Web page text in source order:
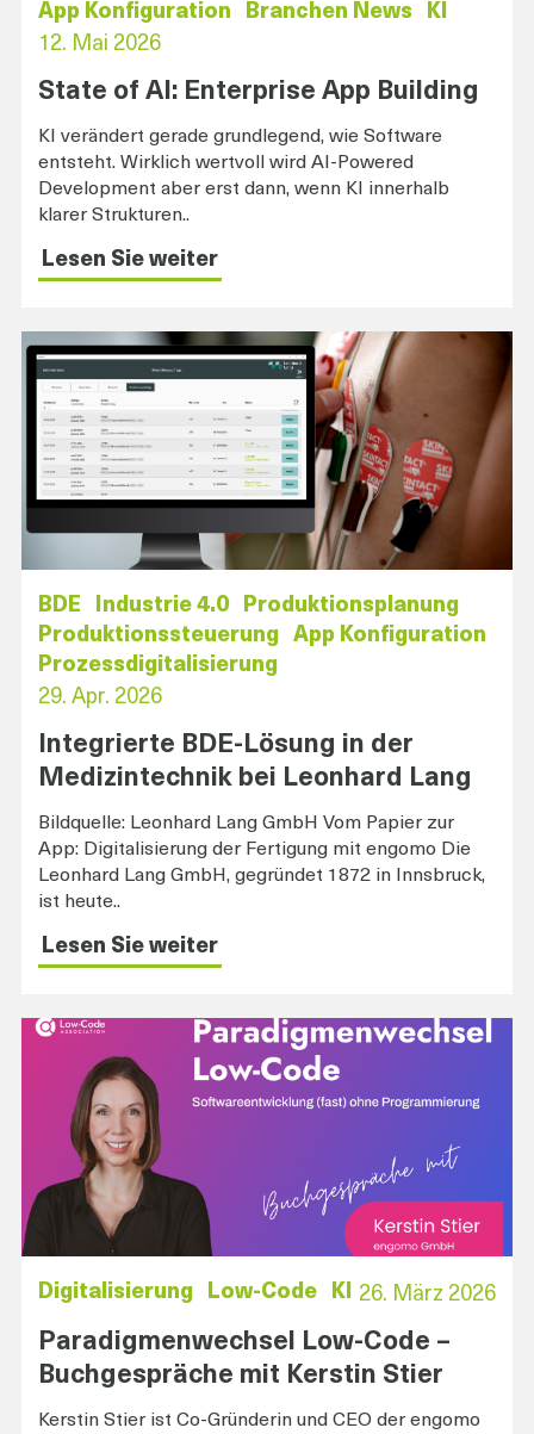
App Konfiguration
Branchen News
KI
12. Mai 2026
State of AI: Enterprise App Building
KI verändert gerade grundlegend, wie Software
entsteht. Wirklich wertvoll wird AI-Powered
Development aber erst dann, wenn KI innerhalb
klarer Strukturen..
Lesen Sie weiter
BDE Industrie 4.0
Produktionsplanung
Produktionssteuerung
App Konfiguration
Prozessdigitalisierung
29. Apr. 2026
Integrierte BDE-Lösung in der
Medizintechnik bei Leonhard Lang
Bildquelle: Leonhard Lang GmbH Vom Papier zur
App: Digitalisierung der Fertigung mit engomo Die
Leonhard Lang GmbH, gegründet 1872 in Innsbruck,
ist heute..
Lesen Sie weiter
Digitalisierung Low-Code KI 26. März 2026
Paradigmenwechsel Low-Code –
Buchgespräche mit Kerstin Stier
Kerstin Stier ist Co-Gründerin und CEO der engomo